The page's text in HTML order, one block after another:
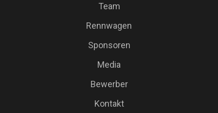
Team
Rennwagen
Sponsoren
Media
Bewerber
Kontakt